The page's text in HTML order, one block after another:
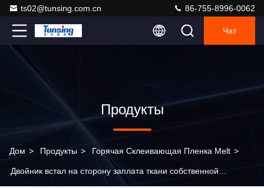
ts02@tunsing.com.cn 86-755-8996-0062
Чат
Продукты
Дом > Продукты > Горячая Склеивающая Пленка Melt >
Двойник встал на сторону заплата ткани собственной